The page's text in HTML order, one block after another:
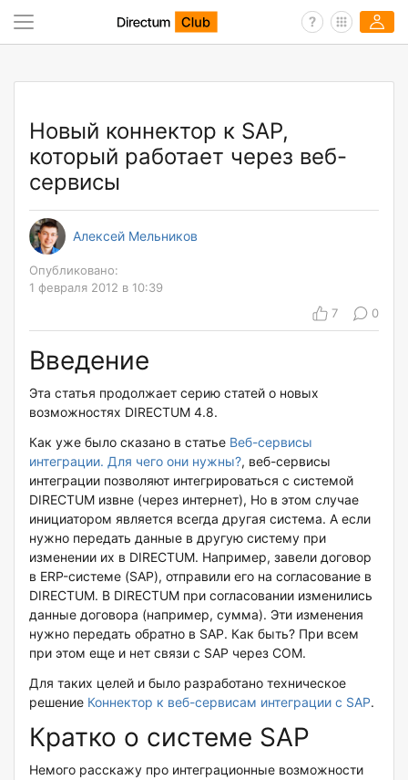
Новый коннектор к SAP,
который работает через веб-
сервисы
Алексей Мельников
Опубликовано:
1 февраля 2012 в 10:39
7
0
Введение
Эта статья продолжает серию статей о новых
возможностях DIRECTUM 4.8.
Как уже было сказано в статье Веб-сервисы
интеграции. Для чего они нужны?, веб-сервисы
интеграции позволяют интегрироваться с системой
DIRECTUM извне (через интернет), Но в этом случае
инициатором является всегда другая система. А если
нужно передать данные в другую систему при
изменении их в DIRECTUM. Например, завели договор
в ERP-системе (SAP), отправили его на согласование в
DIRECTUM. В DIRECTUM при согласовании изменились
данные договора (например, сумма). Эти изменения
нужно передать обратно в SAP. Как быть? При всем
при этом еще и нет связи с SAP через COM.
Для таких целей и было разработано техническое
решение Коннектор к веб-сервисам интеграции с SAP.
Кратко о системе SAP
Немого расскажу про интеграционные возможности